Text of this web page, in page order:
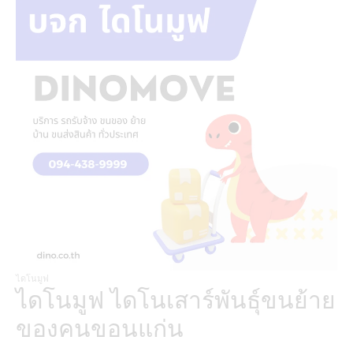
ไดโนมูฟ
ไดโนมูฟ ไดโนเสาร์พันธุ์ขนย้าย
ของคนขอนแก่น